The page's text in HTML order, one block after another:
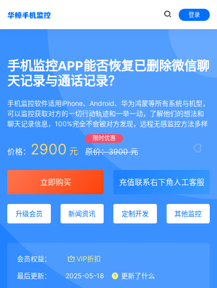
登录
手机监控APP能否恢复已删除微信聊
天记录与通话记录？
手机监控软件适用iPhone、Android、华为鸿蒙等所有系统与机型，
可以监控获取对方的一切行动轨迹和一举一动，了解他们的想法和
聊天记录信息，100%完全不会被对方发现，远程无感监控方法多样
价格： 2900 元
限时优惠
原价：3900 元
立即购买 充值联系右下角人工客服
升级会员 新闻资讯 定制开发 其他监控
会员权益： VIP折扣
最后更新： 2025-05-18 更新了什么